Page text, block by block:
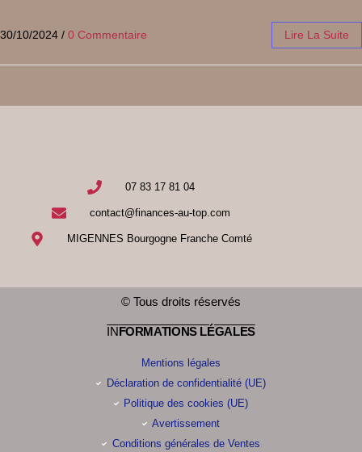
30/10/2024 / 0 Commentaire Lire La Suite
07 83 17 81 04
contact@finances-au-top.com
MIGENNES Bourgogne Franche Comté
© Tous droits réservés
INFORMATIONS LÉGALES
Mentions légales
Déclaration de confidentialité (UE)
Politique des cookies (UE)
Avertissement
Conditions générales de Ventes